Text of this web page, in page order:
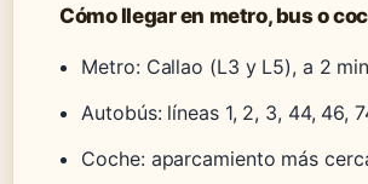
Cómo llegar en metro, bus o
Metro: Callao (L3 y L5), a 2
Autobús: líneas 1, 2, 3, 44, 46,
Coche: aparcamiento más